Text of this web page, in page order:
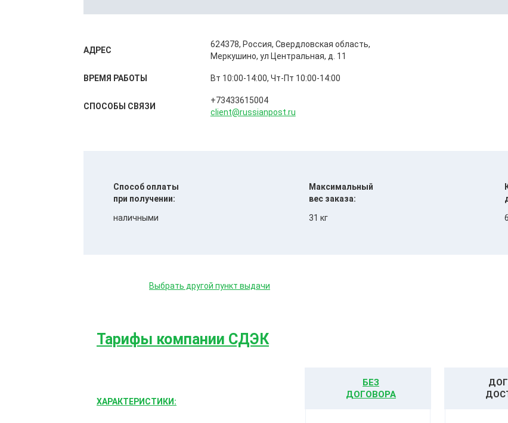
АДРЕС
624378, Россия, Свердловская область,
Меркушино, ул Центральная, д. 11
ВРЕМЯ РАБОТЫ Вт 10:00-14:00, Чт-Пт 10:00-14:00
СПОСОБЫ CВЯЗИ
+73433615004
client@russianpost.ru
Способ оплаты
при получении:
наличными
Максимальный
вес заказа:
31 кг
Выбрать другой пункт выдачи
Тарифы компании СДЭК
ХАРАКТЕРИСТИКИ:
БЕЗ
ДОГОВОРА